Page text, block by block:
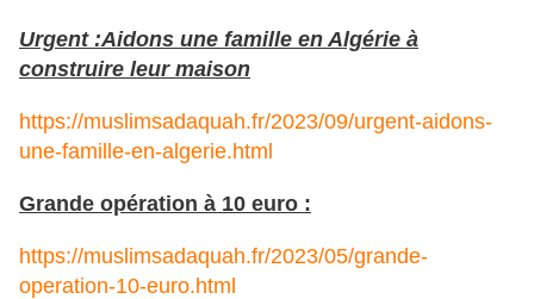
Urgent :Aidons une famille en Algérie à
construire leur maison
https://muslimsadaquah.fr/2023/09/urgent-aidons-
une-famille-en-algerie.html
Grande opération à 10 euro :
https://muslimsadaquah.fr/2023/05/grande-
operation-10-euro.html